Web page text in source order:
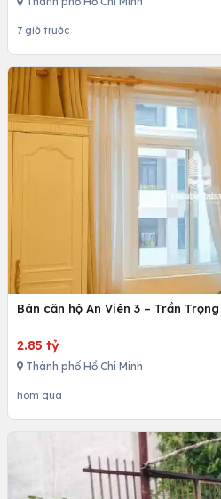
7 giờ trước
Bán căn hộ An Viên 3 – Trần
2.85 tỷ
Thành phố Hồ Chí Minh
hôm qua